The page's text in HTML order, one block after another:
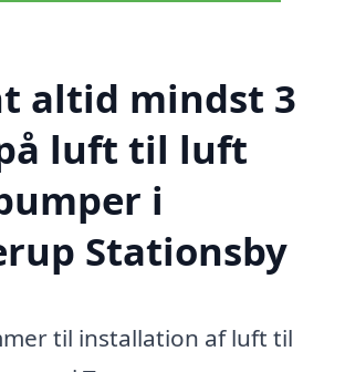
altid mindst 3
luft til luft
i
Stationsby
til installation af luft til